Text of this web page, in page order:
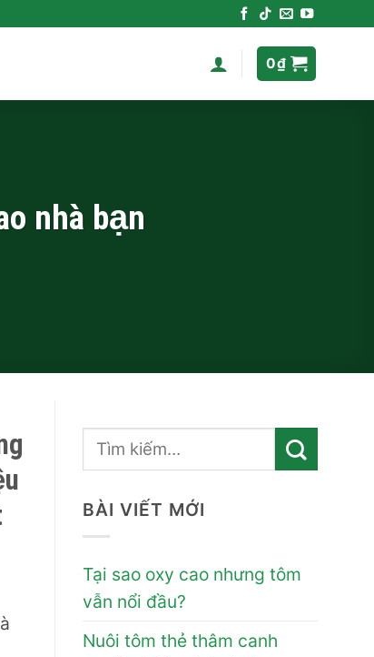
0₫
nhà bạn
BÀI VIẾT MỚI
Tại sao oxy cao nhưng tôm
vẫn nổi đầu?
Nuôi tôm thẻ thâm canh